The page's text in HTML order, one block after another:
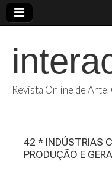
Revista Online de
42 * INDÚSTRIAS
PRODUÇÃO E